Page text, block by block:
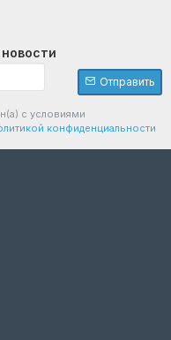
Отправить
с условиями
конфиденциальности